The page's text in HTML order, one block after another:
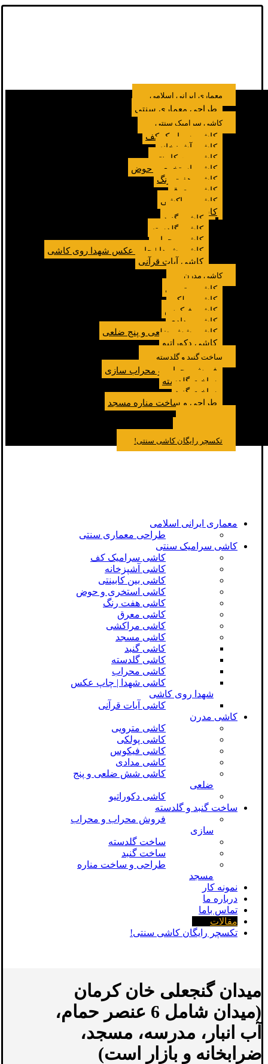
معماری ایرانی اسلامی
طراحی معماری سنتی
کاشی سرامیک سنتی
کاشی سرامیک کف
کاشی آشپزخانه
کاشی بین کابینتی
کاشی استخری و حوض
کاشی هفت رنگ
کاشی معرق
کاشی مراکشی
کاشی مسجد
کاشی گنبد
کاشی گلدسته
کاشی محراب
کاشی شهدا | چاپ عکس شهدا روی کاشی
کاشی آیات قرآنی
کاشی مدرن
کاشی مترویی
کاشی پولکی
کاشی فیکوس
کاشی مدادی
کاشی شش ضلعی و پنج ضلعی
کاشی دکوراتیو
ساخت گنبد و گلدسته
فروش محراب و محراب سازی
ساخت گلدسته
ساخت گنبد
طراحی و ساخت مناره مسجد
تکسچر رایگان کاشی سنتی!
معماری ایرانی اسلامی
طراحی معماری سنتی
کاشی سرامیک سنتی
کاشی سرامیک کف
کاشی آشپزخانه
کاشی بین کابینتی
کاشی استخری و حوض
کاشی هفت رنگ
کاشی معرق
کاشی مراکشی
کاشی مسجد
کاشی گنبد
کاشی گلدسته
کاشی محراب
کاشی شهدا | چاپ عکس
شهدا روی کاشی
کاشی آیات قرآنی
کاشی مدرن
کاشی مترویی
کاشی پولکی
کاشی فیکوس
کاشی مدادی
کاشی شش ضلعی و پنج
ضلعی
کاشی دکوراتیو
ساخت گنبد و گلدسته
فروش محراب و محراب
سازی
ساخت گلدسته
ساخت گنبد
طراحی و ساخت مناره
مسجد
نمونه کار
درباره ما
تماس باما
مقالات
تکسچر رایگان کاشی سنتی!
میدان گنجعلی خان کرمان
(میدان شامل 6 عنصر حمام،
آب انبار، مدرسه، مسجد،
ضرابخانه و بازار است)